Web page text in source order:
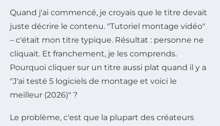
Quand j'ai commencé, je croyais que le titre devait
juste décrire le contenu. "Tutoriel montage vidéo"
– c'était mon titre typique. Résultat : personne ne
cliquait. Et franchement, je les comprends.
Pourquoi cliquer sur un titre aussi plat quand il y a
"J'ai testé 5 logiciels de montage et voici le
meilleur (2026)" ?
Le problème, c'est que la plupart des créateurs